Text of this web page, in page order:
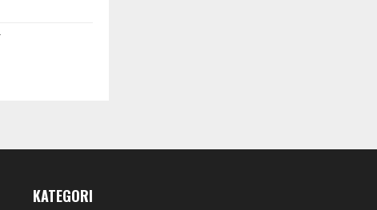
KATEGORI